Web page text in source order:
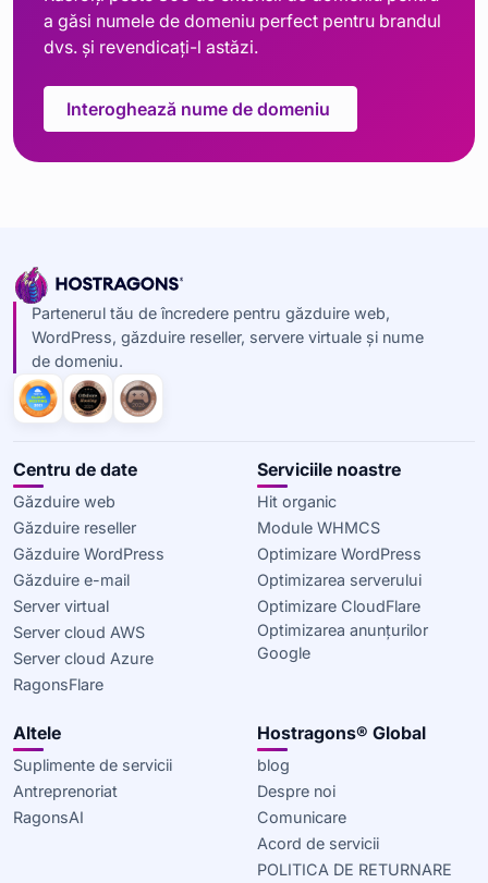
a găsi numele de domeniu perfect pentru brandul
dvs. și revendicați-l astăzi.
Interoghează nume de domeniu
Partenerul tău de încredere pentru găzduire web,
WordPress, găzduire reseller, servere virtuale și nume
de domeniu.
Centru de date
Găzduire web
Găzduire reseller
Găzduire WordPress
Găzduire e-mail
Server virtual
Server cloud AWS
Server cloud Azure
RagonsFlare
Serviciile noastre
Hit organic
Module WHMCS
Optimizare WordPress
Optimizarea serverului
Optimizare CloudFlare
Optimizarea anunțurilor
Google
Altele
Suplimente de servicii
Antreprenoriat
RagonsAI
Hostragons® Global
blog
Despre noi
Comunicare
Acord de servicii
POLITICA DE RETURNARE